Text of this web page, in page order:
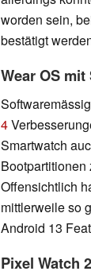
worden sein,
bestätigt
Wear OS
4
Smartwatch
Offensichtlich
mittlerweile so
Android 13
Pixel Watch